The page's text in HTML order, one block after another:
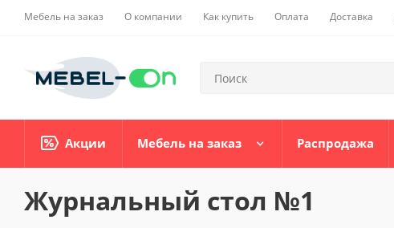
Мебель на заказ О компании Как купить Оплата Доставка
Акции Мебель на заказ Распродажа
Журнальный стол №1